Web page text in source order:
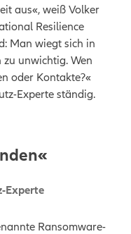
aus«, weiß Volker
Resilience
Man wiegt sich in
unwichtig. Wen
oder Kontakte?«
Experte ständig.
Experte
Ransomware-